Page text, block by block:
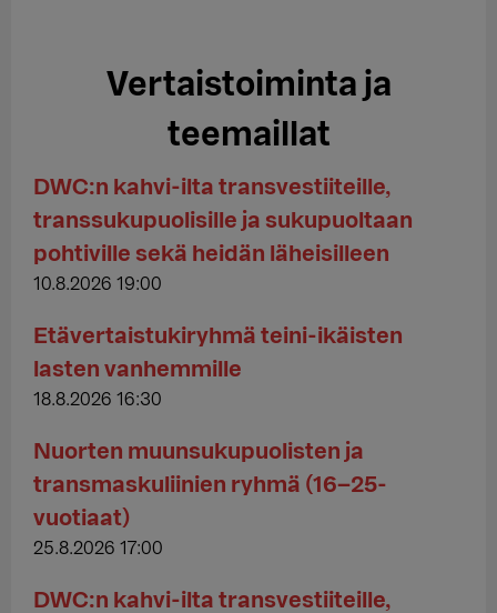
Vertaistoiminta ja
teemaillat
DWC:n kahvi-ilta transvestiiteille,
transsukupuolisille ja sukupuoltaan
pohtiville sekä heidän läheisilleen
10.8.2026 19:00
Etävertaistukiryhmä teini-ikäisten
lasten vanhemmille
18.8.2026 16:30
Nuorten muunsukupuolisten ja
transmaskuliinien ryhmä (16–25-
vuotiaat)
25.8.2026 17:00
DWC:n kahvi-ilta transvestiiteille,